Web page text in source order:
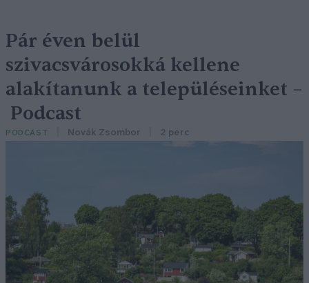
Pár éven belül
szivacsvárosokká kellene
alakítanunk a településeinket –
Podcast
PODCAST Novák Zsombor 2 perc